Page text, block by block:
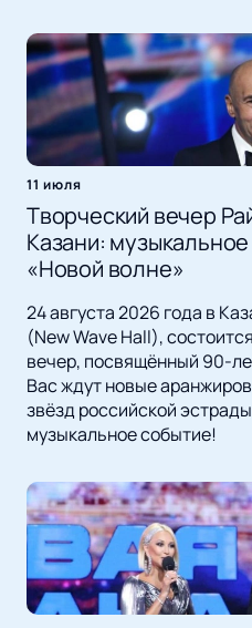
11 июля
Творческий вечер
Казани:
«Новой волне»
24 августа 2026 года в
(New Wave Hall),
вечер, посвящённый 90-
Вас ждут новые
звёзд российской
музыкальное событие!